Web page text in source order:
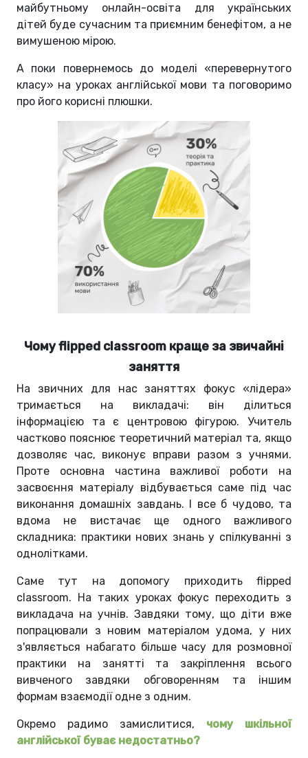
майбутньому онлайн-освіта для українських
дітей буде сучасним та приємним бенефітом, а не
вимушеною мірою.
А поки повернемось до моделі «перевернутого
класу» на уроках англійської мови та поговоримо
про його корисні плюшки.
Чому flipped classroom краще за звичайні
заняття
На звичних для нас заняттях фокус «лідера»
тримається на викладачі: він ділиться
інформацією та є центровою фігурою. Учитель
частково пояснює теоретичний матеріал та, якщо
дозволяє час, виконує вправи разом з учнями.
Проте основна частина важливої роботи на
засвоєння матеріалу відбувається саме під час
виконання домашніх завдань. І все б чудово, та
вдома не вистачає ще одного важливого
складника: практики нових знань у спілкуванні з
однолітками.
Саме тут на допомогу приходить flipped
classroom. На таких уроках фокус переходить з
викладача на учнів. Завдяки тому, що діти вже
попрацювали з новим матеріалом удома, у них
з'являється набагато більше часу для розмовної
практики на занятті та закріплення всього
вивченого завдяки обговоренням та іншим
формам взаємодії одне з одним.
Окремо радимо замислитися, чому шкільної
англійської буває недостатньо?